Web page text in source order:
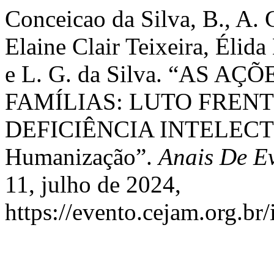
Conceicao da Silva, B., A.
Elaine Clair Teixeira,
e L. G. da Silva. “AS
FAMÍLIAS: LUTO
DEFICIÊNCIA
Humanização”.Anais De
11, julho de 2024,
https://